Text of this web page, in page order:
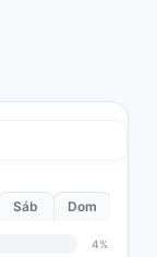
Sáb Dom
4%